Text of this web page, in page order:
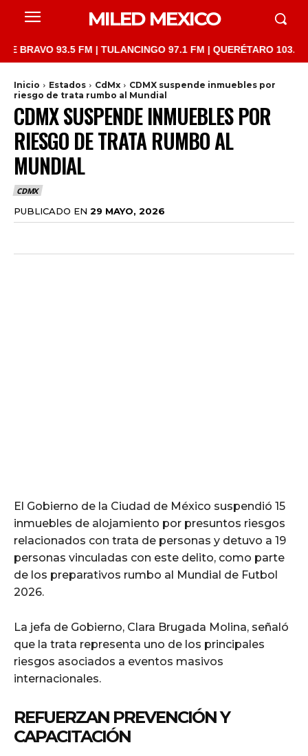
MILED MEXICO
93.5 FM | TULANCINGO 97.1 FM | QUERÉTARO 103.1 FM
Inicio Estados CdMx
CDMX suspende inmuebles por
riesgo de trata rumbo al Mundial
CDMX SUSPENDE INMUEBLES POR
RIESGO DE TRATA RUMBO AL
MUNDIAL
CDMX
PUBLICADO EN 29 MAYO, 2026
El Gobierno de la Ciudad de México suspendió 15
inmuebles de alojamiento por presuntos riesgos
relacionados con trata de personas y detuvo a 19
personas vinculadas con este delito, como parte
de los preparativos rumbo al Mundial de Futbol
2026.
La jefa de Gobierno, Clara Brugada Molina, señaló
que la trata representa uno de los principales
riesgos asociados a eventos masivos
internacionales.
REFUERZAN PREVENCIÓN Y
CAPACITACIÓN